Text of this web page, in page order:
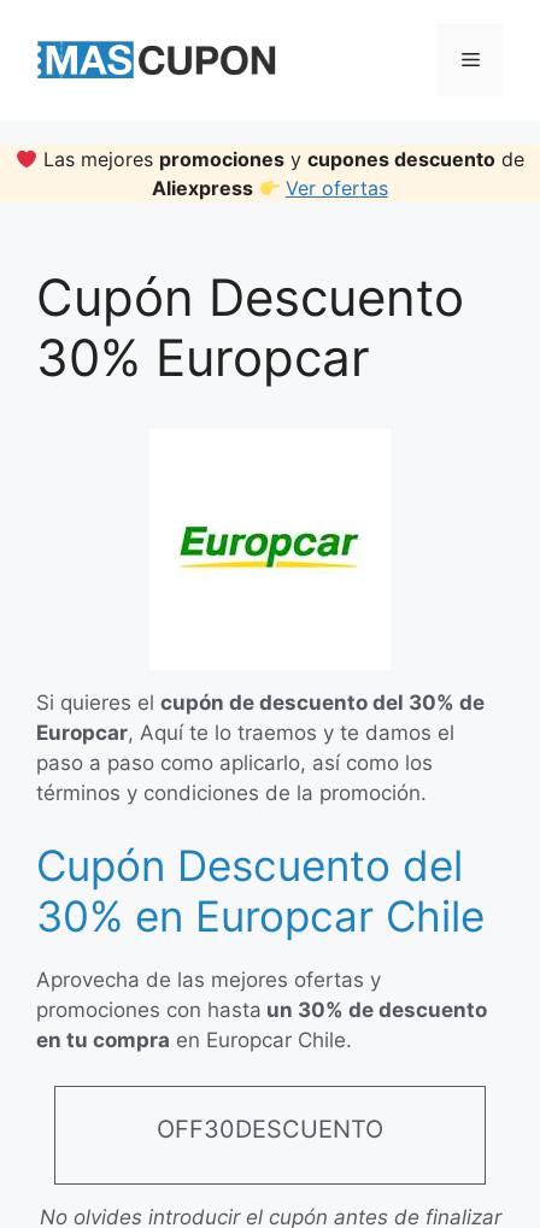
content
Menu
Las mejores promociones ycupones descuento de
Aliexpress
Ver ofertas
Cupón Descuento
30% Europcar
Si quieres el cupón de descuento del 30% de
Europcar, Aquí te lo traemos y te damos el
paso a paso como aplicarlo, así como los
términos y condiciones de la promoción.
Cupón Descuento del
30% en Europcar Chile
Aprovecha de las mejores ofertas y
promociones con hasta un 30% de descuento
en tu compra en Europcar Chile.
OFF30DESCUENTO
No olvides introducir el cupón antes de finalizar